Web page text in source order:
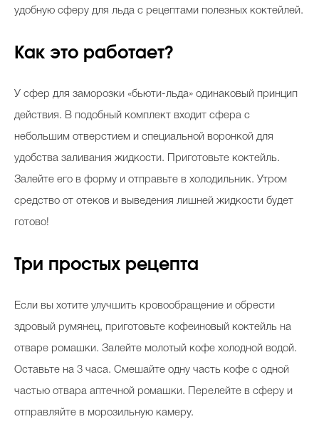
удобную сферу для льда с рецептами полезных коктейлей.
Как это работает?
У сфер для заморозки «бьюти-льда» одинаковый принцип
действия. В подобный комплект входит сфера с
небольшим отверстием и специальной воронкой для
удобства заливания жидкости. Приготовьте коктейль.
Залейте его в форму и отправьте в холодильник. Утром
средство от отеков и выведения лишней жидкости будет
готово!
Три простых рецепта
Если вы хотите улучшить кровообращение и обрести
здровый румянец, приготовьте кофеиновый коктейль на
отваре ромашки. Залейте молотый кофе холодной водой.
Оставьте на 3 часа. Смешайте одну часть кофе с одной
частью отвара аптечной ромашки. Перелейте в сферу и
отправляйте в морозильную камеру.